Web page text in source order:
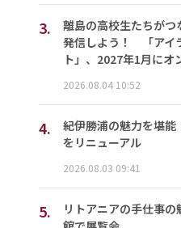
3.
離島の高校生たちがつ
発信しよう！ 「アイ
ト」、2027年1月にオ
2026.08.04 10:52
4.
紀伊勝浦の魅力を堪
をリニューアル
2026.08.03 09:41
5.
リトアニアの手仕事